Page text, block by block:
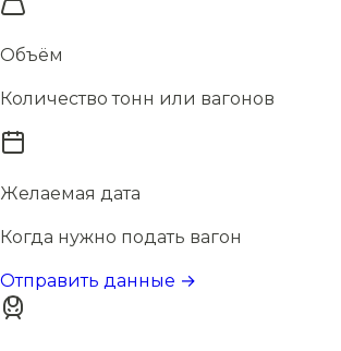
Объём
Количество тонн или вагонов
Желаемая дата
Когда нужно подать вагон
Отправить данные →